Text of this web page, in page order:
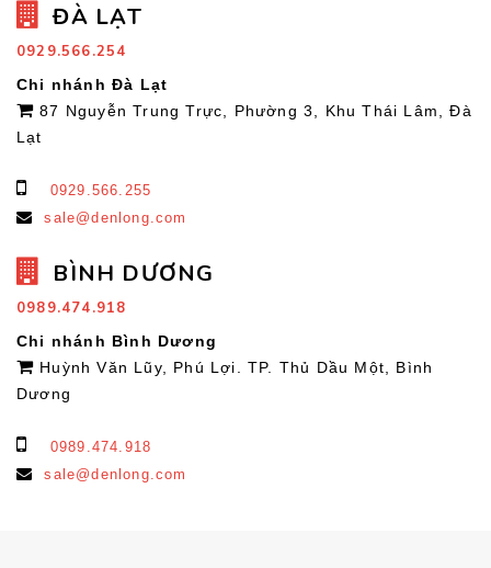
ĐÀ LẠT
0929.566.254
Chi nhánh Đà Lạt
87 Nguyễn Trung Trực, Phường 3, Khu Thái Lâm, Đà
Lạt
0929.566.255
sale@denlong.com
BÌNH DƯƠNG
0989.474.918
Chi nhánh Bình Dương
Huỳnh Văn Lũy, Phú Lợi. TP. Thủ Dầu Một, Bình
Dương
0989.474.918
sale@denlong.com